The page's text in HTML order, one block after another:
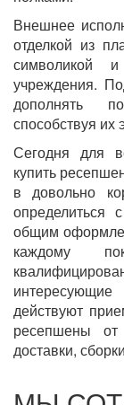
Внешнее
отделкой из
символикой
учреждения.
дополнять
способствуя
Сегодня для
купить
в довольно
определиться
общим
каждому
действуют
ресепшены от
доставки,